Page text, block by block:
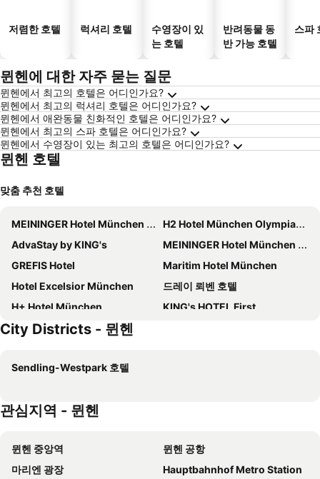
저렴한 호텔 럭셔리 호텔
수영장이 있
는 호텔
반려동물 동
반 가능 호텔
스파
뮌헨에 대한 자주 묻는 질문
뮌헨에서 최고의 호텔은 어디인가요?
뮌헨에서 최고의 럭셔리 호텔은 어디인가요?
뮌헨에서 애완동물 친화적인 호텔은 어디인가요?
뮌헨에서 최고의 스파 호텔은 어디인가요?
뮌헨에서 수영장이 있는 최고의 호텔은 어디인가요?
뮌헨 호텔
맞춤 추천 호텔
MEININGER Hotel München Olympiapark
H2 Hotel München Olympiapark
AdvaStay by KING's
MEININGER Hotel München Zentrum
GREFIS Hotel
Maritim Hotel München
Hotel Excelsior München
드레이 뢰벤 호텔
H+ Hotel München
KING's HOTEL First
호텔 오이로페이셔 호프 - 성인 전용
Courtyard by Marriott Munich City Center
아지무트 호텔 뮌헨
Boutique Hotel Germania
비 바디 호텔 바이에 89
Hotel Fresh Inn
마르크 뮌헨 - 성인 전용
City Districts - 뮌헨
Sendling-Westpark 호텔
관심지역 - 뮌헨
뮌헨 중앙역
뮌헨 공항
마리엔 광장
Hauptbahnhof Metro Station